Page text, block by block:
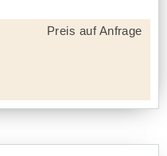
Preis auf Anfrage